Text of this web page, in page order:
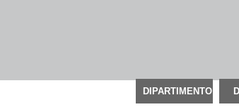
DIPARTIMENTO